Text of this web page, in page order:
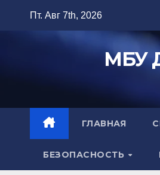
Пт. Авг 7th, 2026
МБУ
ГЛАВНАЯ
БЕЗОПАСНОСТЬ